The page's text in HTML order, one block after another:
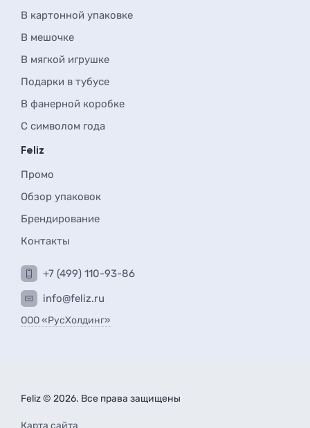
В картонной упаковке
В мешочке
В мягкой игрушке
Подарки в тубусе
В фанерной коробке
С символом года
Feliz
Промо
Обзор упаковок
Брендирование
Контакты
+7 (499) 110-93-86
info@feliz.ru
ООО «РусХолдинг»
Feliz © 2026. Все права защищены
Карта сайта